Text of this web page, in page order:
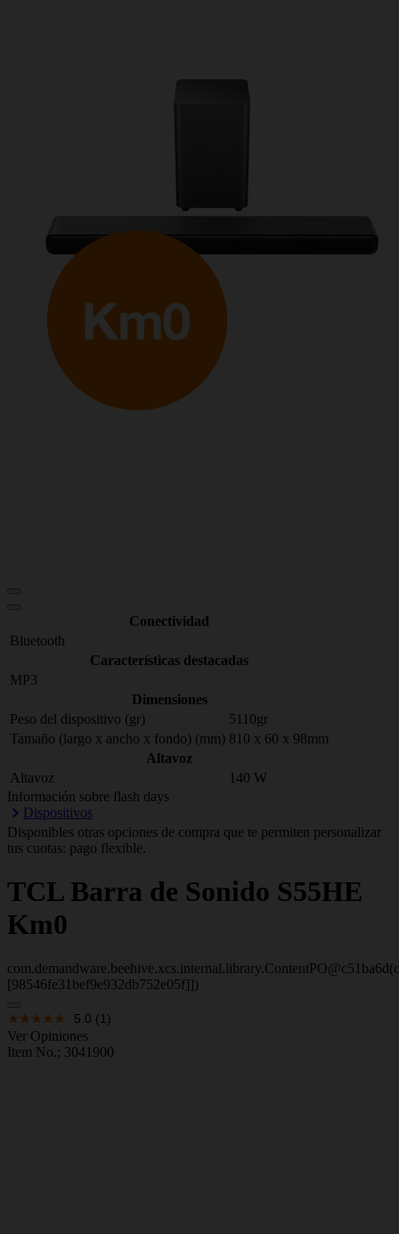
Conectividad
Bluetooth
Características destacadas
MP3
Dimensiones
Peso del dispositivo (gr)
5110gr
Tamaño (largo x ancho x fondo) (mm) 810 x 60 x 98mm
Altavoz
Altavoz
140 W
Información sobre flash days
Dispositivos
Disponibles otras opciones de compra que te permiten personalizar
tus cuotas: pago flexible.
TCL Barra de Sonido S55HE
Km0
[98546fe31bef9e932db752e05f]])
5.0 (1)
Ver Opiniones
Item No.; 3041900